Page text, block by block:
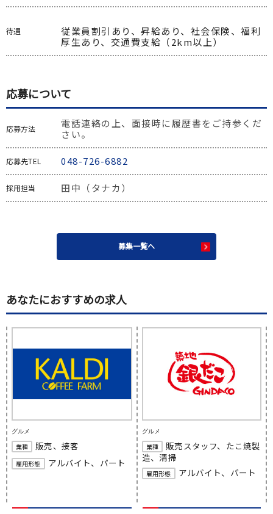
待遇
従業員割引あり、昇給あり、社会保険、福利
厚生あり、交通費支給（2km以上）
応募について
応募方法
電話連絡の上、面接時に履歴書をご持参くだ
さい。
応募先TEL 048-726-6882
採用担当 田中（タナカ）
募集一覧へ
あなたにおすすめの求人
グルメ
業種 販売、接客
雇用形態 アルバイト、パート
グルメ
業種
販売スタッフ、たこ焼製
造、清掃
雇用形態 アルバイト、パート